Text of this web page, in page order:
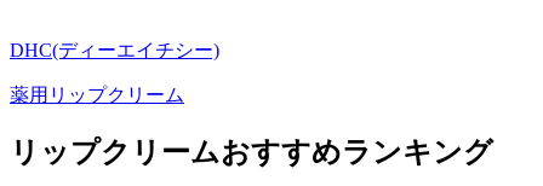
DHC(ディーエイチシー)
薬用リップクリーム
リップクリームおすすめランキング